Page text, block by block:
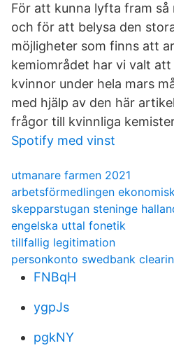
För att kunna lyfta fram så
och för att belysa den
möjligheter som finns att
kemiområdet har vi valt
kvinnor under hela mars
med hjälp av den här
frågor till kvinnliga
Spotify med vinst
utmanare farmen 2021
arbetsförmedlingen
skepparstugan steninge
engelska uttal fonetik
tillfallig legitimation
personkonto swedbank
FNBqH
ygpJs
pgkNY